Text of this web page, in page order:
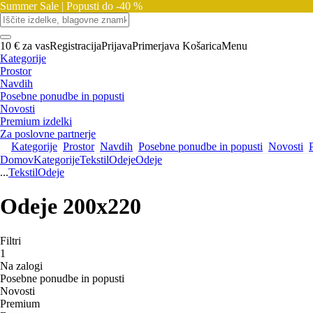
Summer Sale | Popusti do -40 %
10 € za vasRegistracijaPrijavaPrimerjava KošaricaMenu
Kategorije
Prostor
Navdih
Posebne ponudbe in popusti
Novosti
Premium izdelki
Za poslovne partnerje
Kategorije Prostor Navdih Posebne ponudbe in popusti Novosti
DomovKategorijeTekstilOdejeOdeje
...TekstilOdeje
Odeje 200x220
Filtri
1
Na zalogi
Posebne ponudbe in popusti
Novosti
Premium